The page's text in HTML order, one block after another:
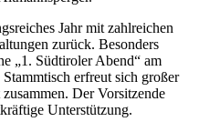
Jahr mit zahlreichen
zurück. Besonders
„1. Südtiroler Abend“ am
erfreut sich großer
Der Vorsitzende
Unterstützung.